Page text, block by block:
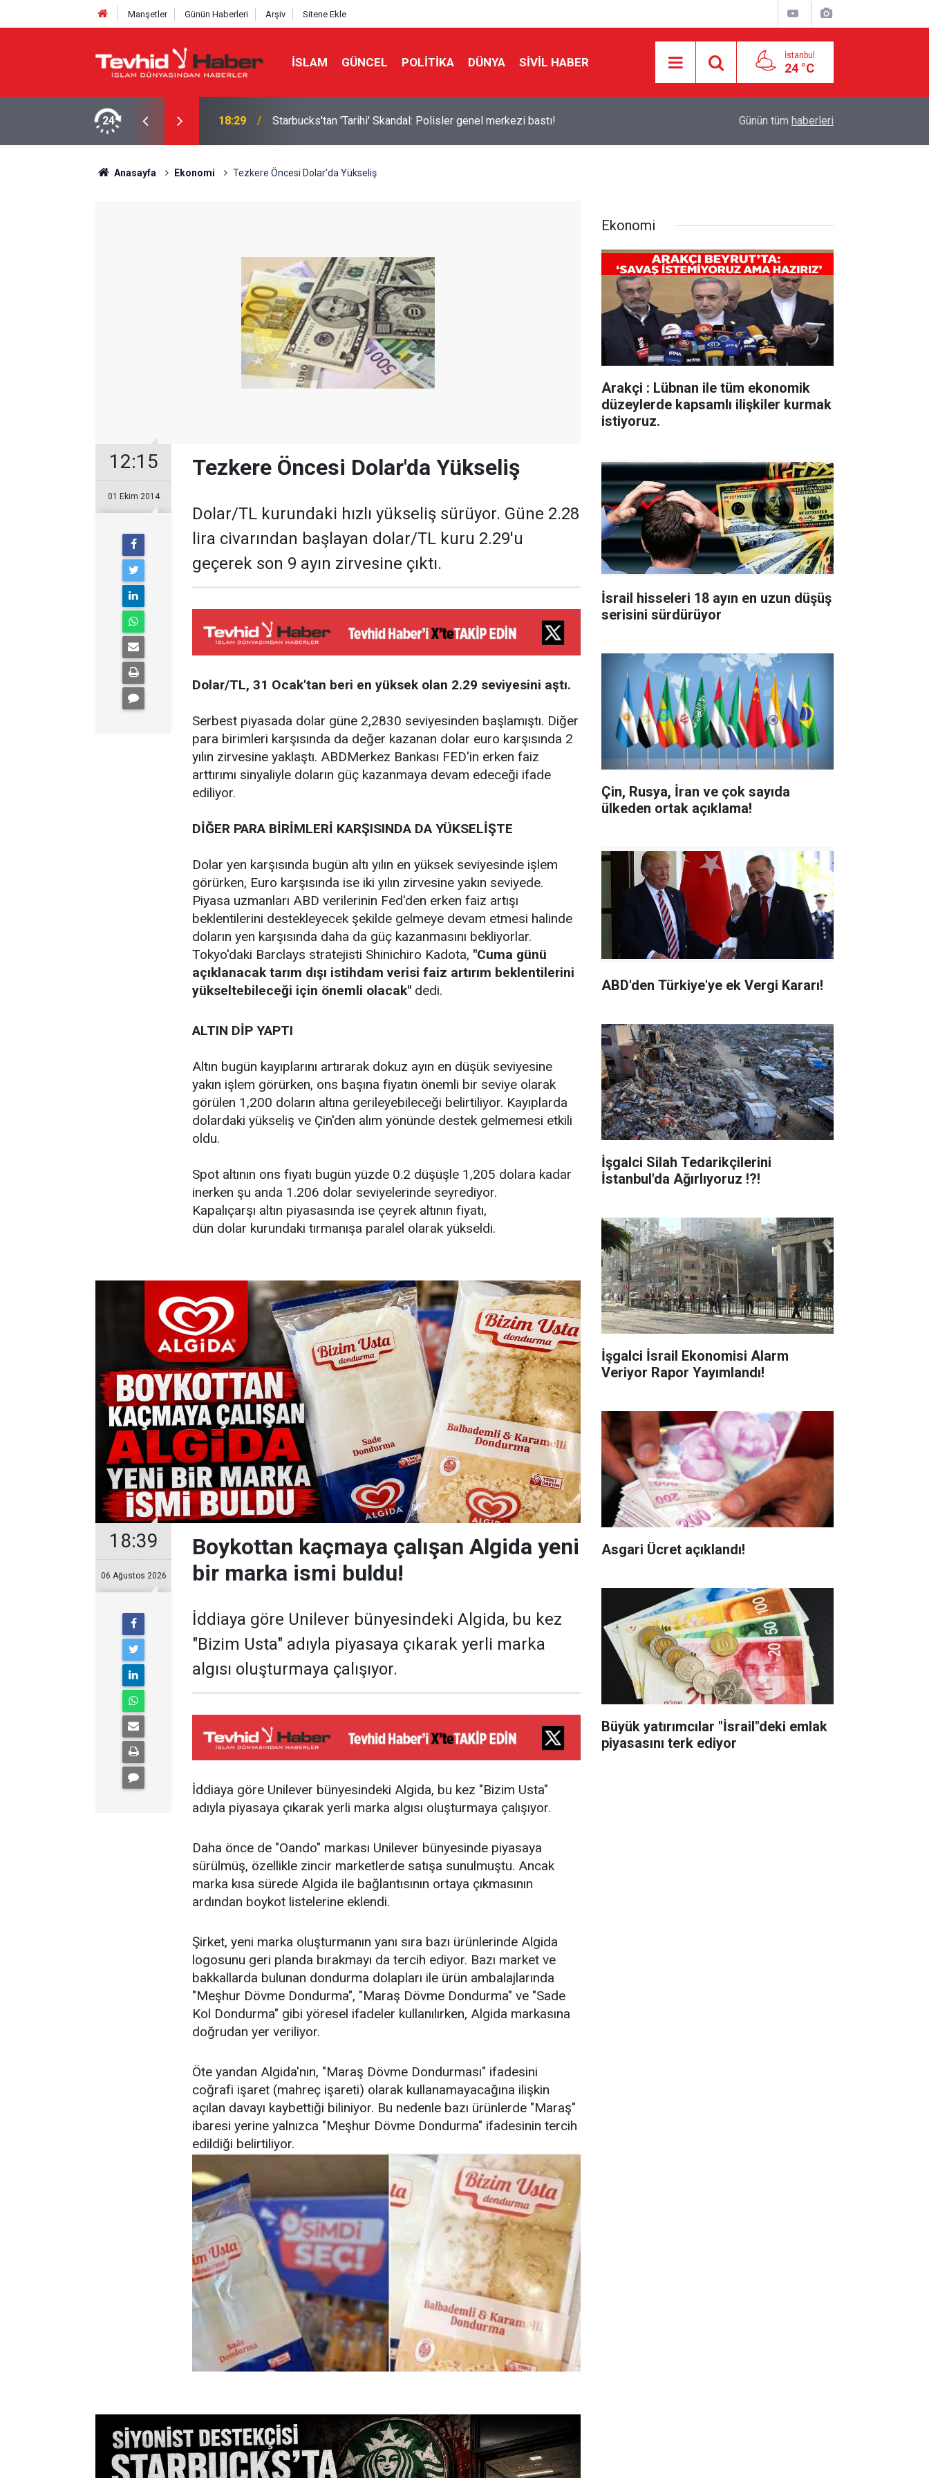
Manşetler Günün Haberleri Arşiv Sitene Ekle
İSLAM GÜNCEL POLITIKA DÜNYA SIVIL HABER İstanbul
24 °C
24
yeni bir marka ismi buldu! 18:29 Starbucks'tan 'Tarihi' Skandal: Polisler genel merkezi bastı! İşgalci Yerleşimciler Filistinlilerin Evlerini Ateşe
Günün tüm haberleri
Anasayfa Ekonomi Tezkere Öncesi Dolar'da Yükseliş
12:15
01 Ekim 2014
Tezkere Öncesi Dolar'da Yükseliş
Dolar/TL kurundaki hızlı yükseliş sürüyor. Güne 2.28
lira civarından başlayan dolar/TL kuru 2.29'u
geçerek son 9 ayın zirvesine çıktı.
Dolar/TL, 31 Ocak'tan beri en yüksek olan 2.29 seviyesini aştı.
Serbest piyasada dolar güne 2,2830 seviyesinden başlamıştı. Diğer
para birimleri karşısında da değer kazanan dolar euro karşısında 2
yılın zirvesine yaklaştı. ABDMerkez Bankası FED'in erken faiz
arttırımı sinyaliyle doların güç kazanmaya devam edeceği ifade
ediliyor.
DİĞER PARA BİRİMLERİ KARŞISINDA DA YÜKSELİŞTE
Dolar yen karşısında bugün altı yılın en yüksek seviyesinde işlem
görürken, Euro karşısında ise iki yılın zirvesine yakın seviyede.
Piyasa uzmanları ABD verilerinin Fed'den erken faiz artışı
beklentilerini destekleyecek şekilde gelmeye devam etmesi halinde
doların yen karşısında daha da güç kazanmasını bekliyorlar.
Tokyo'daki Barclays stratejisti Shinichiro Kadota, "Cuma günü
açıklanacak tarım dışı istihdam verisi faiz artırım beklentilerini
yükseltebileceği için önemli olacak" dedi.
ALTIN DİP YAPTI
Altın bugün kayıplarını artırarak dokuz ayın en düşük seviyesine
yakın işlem görürken, ons başına fiyatın önemli bir seviye olarak
görülen 1,200 doların altına gerileyebileceği belirtiliyor. Kayıplarda
dolardaki yükseliş ve Çin'den alım yönünde destek gelmemesi etkili
oldu.
Spot altının ons fiyatı bugün yüzde 0.2 düşüşle 1,205 dolara kadar
inerken şu anda 1.206 dolar seviyelerinde seyrediyor.
Kapalıçarşı altın piyasasında ise çeyrek altının fiyatı,
dün dolar kurundaki tırmanışa paralel olarak yükseldi.
18:39
06 Ağustos 2026
Boykottan kaçmaya çalışan Algida yeni
bir marka ismi buldu!
İddiaya göre Unilever bünyesindeki Algida, bu kez
"Bizim Usta" adıyla piyasaya çıkarak yerli marka
algısı oluşturmaya çalışıyor.
İddiaya göre Unilever bünyesindeki Algida, bu kez "Bizim Usta"
adıyla piyasaya çıkarak yerli marka algısı oluşturmaya çalışıyor.
Daha önce de "Oando" markası Unilever bünyesinde piyasaya
sürülmüş, özellikle zincir marketlerde satışa sunulmuştu. Ancak
marka kısa sürede Algida ile bağlantısının ortaya çıkmasının
ardından boykot listelerine eklendi.
Şirket, yeni marka oluşturmanın yanı sıra bazı ürünlerinde Algida
logosunu geri planda bırakmayı da tercih ediyor. Bazı market ve
bakkallarda bulunan dondurma dolapları ile ürün ambalajlarında
"Meşhur Dövme Dondurma", "Maraş Dövme Dondurma" ve "Sade
Kol Dondurma" gibi yöresel ifadeler kullanılırken, Algida markasına
doğrudan yer veriliyor.
Öte yandan Algida'nın, "Maraş Dövme Dondurması" ifadesini
coğrafi işaret (mahreç işareti) olarak kullanamayacağına ilişkin
açılan davayı kaybettiği biliniyor. Bu nedenle bazı ürünlerde "Maraş"
ibaresi yerine yalnızca "Meşhur Dövme Dondurma" ifadesinin tercih
edildiği belirtiliyor.
Ekonomi
Arakçi : Lübnan ile tüm ekonomik
düzeylerde kapsamlı ilişkiler kurmak
istiyoruz.
İsrail hisseleri 18 ayın en uzun düşüş
serisini sürdürüyor
Çin, Rusya, İran ve çok sayıda
ülkeden ortak açıklama!
ABD'den Türkiye'ye ek Vergi Kararı!
İşgalci Silah Tedarikçilerini
İstanbul'da Ağırlıyoruz !?!
İşgalci İsrail Ekonomisi Alarm
Veriyor Rapor Yayımlandı!
Asgari Ücret açıklandı!
Büyük yatırımcılar "İsrail"deki emlak
piyasasını terk ediyor